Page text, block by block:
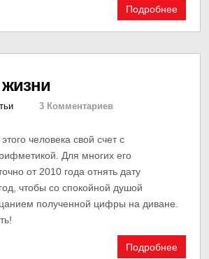
Подробнее
3 Комментариев
человека свой счет с
Для многих его
от 2010 года отнять дату
чтобы со спокойной душой
полученной цифры на диване.
Подробнее